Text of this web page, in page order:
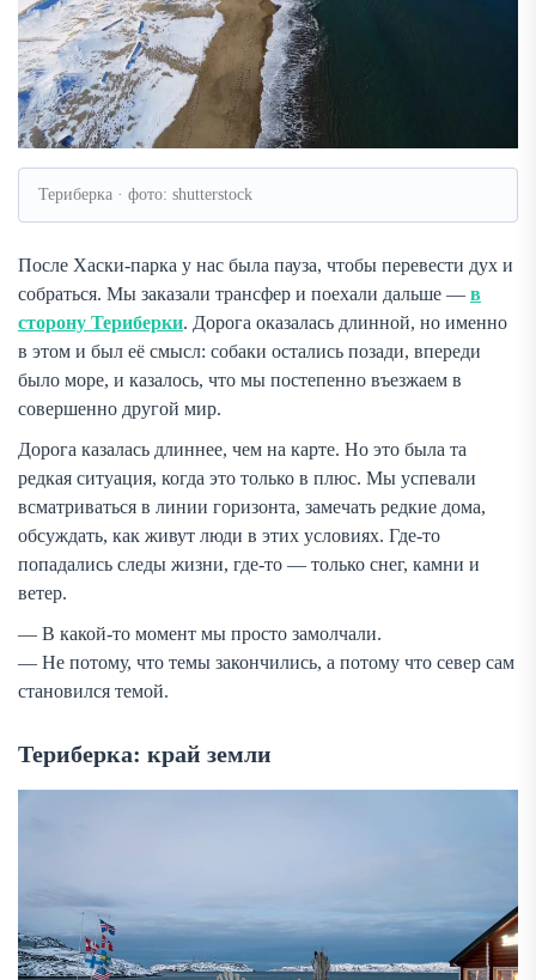
Териберка · фото: shutterstock
После Хаски-парка у нас была пауза, чтобы перевести дух и
собраться. Мы заказали трансфер и поехали дальше — в
сторону Териберки. Дорога оказалась длинной, но именно
в этом и был её смысл: собаки остались позади, впереди
было море, и казалось, что мы постепенно въезжаем в
совершенно другой мир.
Дорога казалась длиннее, чем на карте. Но это была та
редкая ситуация, когда это только в плюс. Мы успевали
всматриваться в линии горизонта, замечать редкие дома,
обсуждать, как живут люди в этих условиях. Где-то
попадались следы жизни, где-то — только снег, камни и
ветер.
— В какой-то момент мы просто замолчали.
— Не потому, что темы закончились, а потому что север сам
становился темой.
Териберка: край земли